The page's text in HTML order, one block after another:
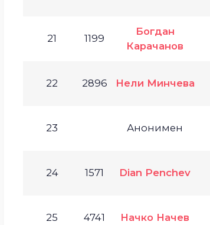
21 1199
Богдан
Карачанов
22 2896 Нели Минчева
23 Анонимен
24 1571 Dian Penchev
25 4741 Начко Начев